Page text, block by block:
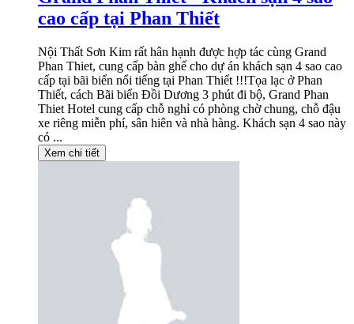
cao cấp tại Phan Thiết
Nội Thất Sơn Kim rất hân hạnh được hợp tác cùng Grand
Phan Thiet, cung cấp bàn ghế cho dự án khách sạn 4 sao cao
cấp tại bãi biển nổi tiếng tại Phan Thiết !!!Tọa lạc ở Phan
Thiết, cách Bãi biển Đồi Dương 3 phút đi bộ, Grand Phan
Thiet Hotel cung cấp chỗ nghỉ có phòng chờ chung, chỗ đậu
xe riêng miễn phí, sân hiên và nhà hàng. Khách sạn 4 sao này
có ...
Xem chi tiết